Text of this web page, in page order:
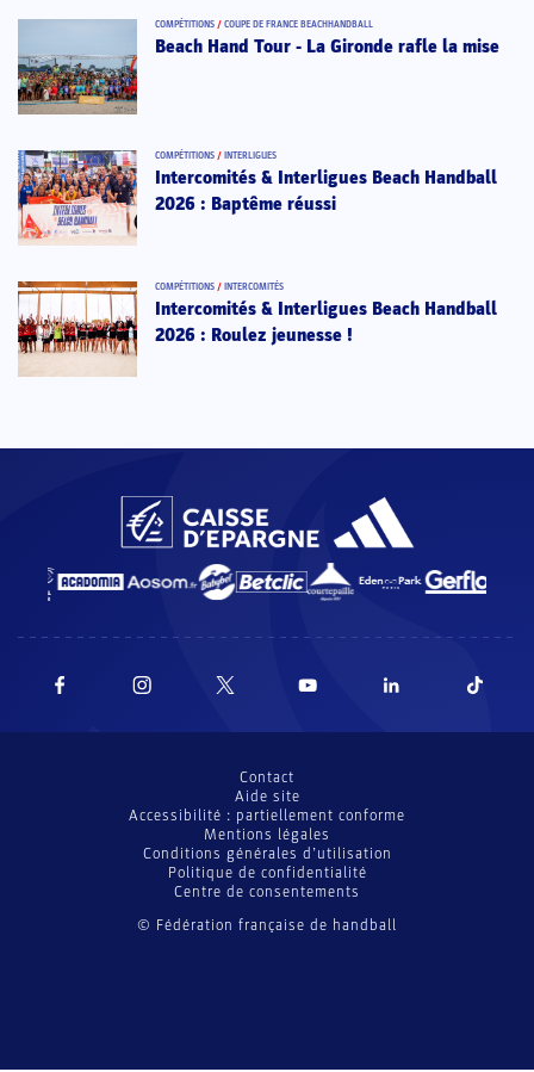
COMPÉTITIONS / COUPE DE FRANCE BEACHHANDBALL
Beach Hand Tour - La Gironde rafle la mise
COMPÉTITIONS / INTERLIGUES
Intercomités & Interligues Beach Handball
2026 : Baptême réussi
COMPÉTITIONS / INTERCOMITÉS
Intercomités & Interligues Beach Handball
2026 : Roulez jeunesse !
© Fédération française de handball
Contact
Aide site
Accessibilité : partiellement conforme
Mentions légales
Conditions générales d’utilisation
Politique de confidentialité
Centre de consentements